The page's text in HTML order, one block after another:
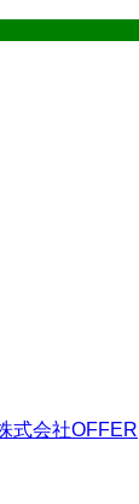
式会社OFFER